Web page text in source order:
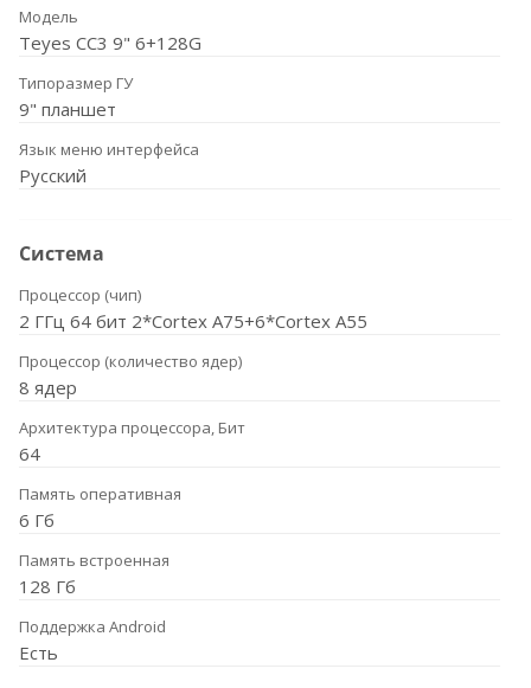
Модель
Teyes CC3 9" 6+128G
Типоразмер ГУ
9" планшет
Язык меню интерфейса
Русский
Система
Процессор (чип)
2 ГГц 64 бит 2*Cortex A75+6*Cortex A55
Процессор (количество ядер)
8 ядер
Архитектура процессора, Бит
64
Память оперативная
6 Гб
Память встроенная
128 Гб
Поддержка Android
Есть